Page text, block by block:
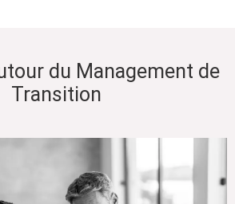
du Management de
Transition